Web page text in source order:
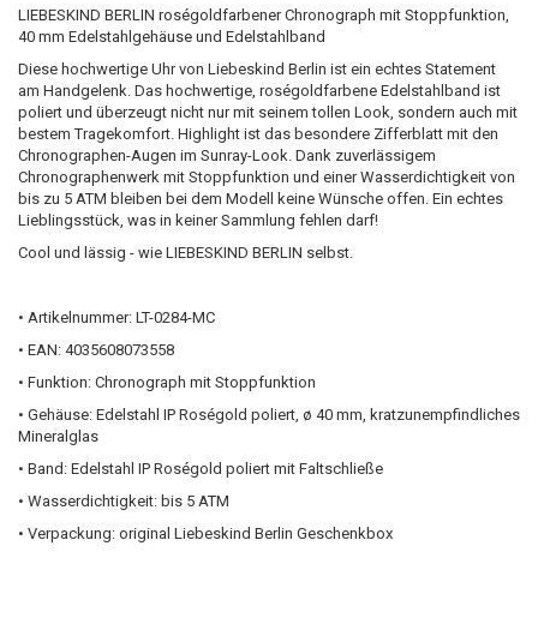
LIEBESKIND BERLIN roségoldfarbener Chronograph mit Stoppfunktion,
40 mm Edelstahlgehäuse und Edelstahlband
Diese hochwertige Uhr von Liebeskind Berlin ist ein echtes Statement
am Handgelenk. Das hochwertige, roségoldfarbene Edelstahlband ist
poliert und überzeugt nicht nur mit seinem tollen Look, sondern auch mit
bestem Tragekomfort. Highlight ist das besondere Zifferblatt mit den
Chronographen-Augen im Sunray-Look. Dank zuverlässigem
Chronographenwerk mit Stoppfunktion und einer Wasserdichtigkeit von
bis zu 5 ATM bleiben bei dem Modell keine Wünsche offen. Ein echtes
Lieblingsstück, was in keiner Sammlung fehlen darf!
Cool und lässig - wie LIEBESKIND BERLIN selbst.
• Artikelnummer: LT-0284-MC
• EAN: 4035608073558
• Funktion: Chronograph mit Stoppfunktion
• Gehäuse: Edelstahl IP Roségold poliert, ø 40 mm, kratzunempfindliches
Mineralglas
• Band: Edelstahl IP Roségold poliert mit Faltschließe
• Wasserdichtigkeit: bis 5 ATM
• Verpackung: original Liebeskind Berlin Geschenkbox